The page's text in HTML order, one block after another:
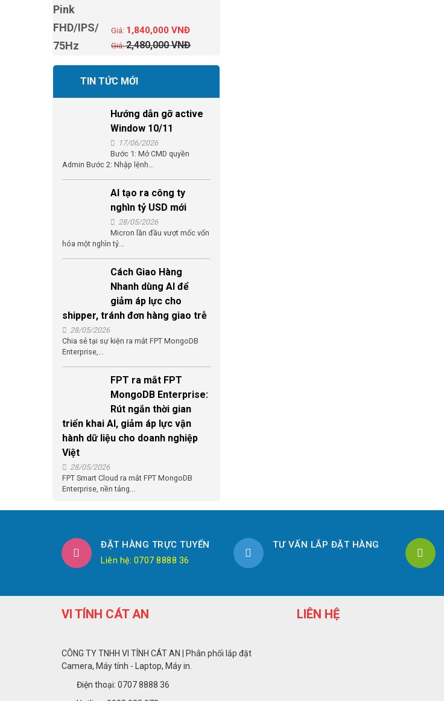
2,480,000VNĐ
1,840,000VNĐ
TIN TỨC MỚI
Hướng dẫn gỡ active
Window 10/11
17/06/2026
Bước 1: Mở CMD quyền
Admin Bước 2: Nhập lệnh...
AI tạo ra công ty
nghìn tỷ USD mới
28/05/2026
Micron lần đầu vượt mốc vốn
hóa một nghìn tỷ...
Cách Giao Hàng
Nhanh dùng AI để
giảm áp lực cho
shipper, tránh đơn hàng giao trễ
28/05/2026
Chia sẻ tại sự kiện ra mắt FPT MongoDB
Enterprise,...
FPT ra mắt FPT
MongoDB Enterprise:
Rút ngắn thời gian
triển khai AI, giảm áp lực vận
hành dữ liệu cho doanh nghiệp
Việt
28/05/2026
FPT Smart Cloud ra mắt FPT MongoDB
Enterprise, nền tảng...
ĐẶT HÀNG TRỰC TUYẾN
Liên hệ: 0707 8888 36
TƯ VẤN LẮP ĐẶT HÀNG
VI TÍNH CÁT AN
CÔNG TY TNHH VI TÍNH CÁT AN | Phân phối lắp đặt
Camera, Máy tính - Laptop, Máy in.
Điện thoại: 0707 8888 36
LIÊN HỆ